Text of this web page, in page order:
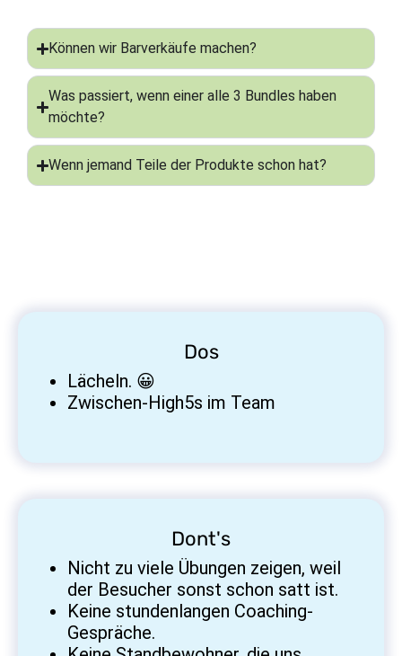
Können wir Barverkäufe machen?
Was passiert, wenn einer alle 3 Bundles haben
möchte?
Wenn jemand Teile der Produkte schon hat?
Dos
Lächeln. 😀
Zwischen-High5s im Team
Dont's
Nicht zu viele Übungen zeigen, weil
der Besucher sonst schon satt ist.
Keine stundenlangen Coaching-
Gespräche.